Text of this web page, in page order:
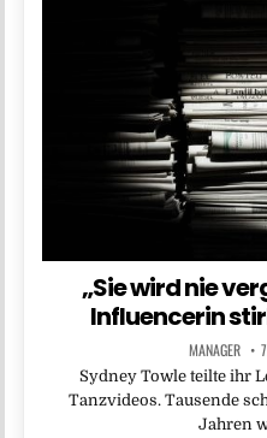
„Sie wird nie
Influencerin
MANAGER
Sydney Towle teilte ihr
Tanzvideos. Tausende
Jahren